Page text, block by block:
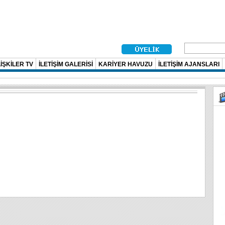
TV İLETİŞİM GALERİSİ KARİYER HAVUZU İLETİŞİM AJANSLARI